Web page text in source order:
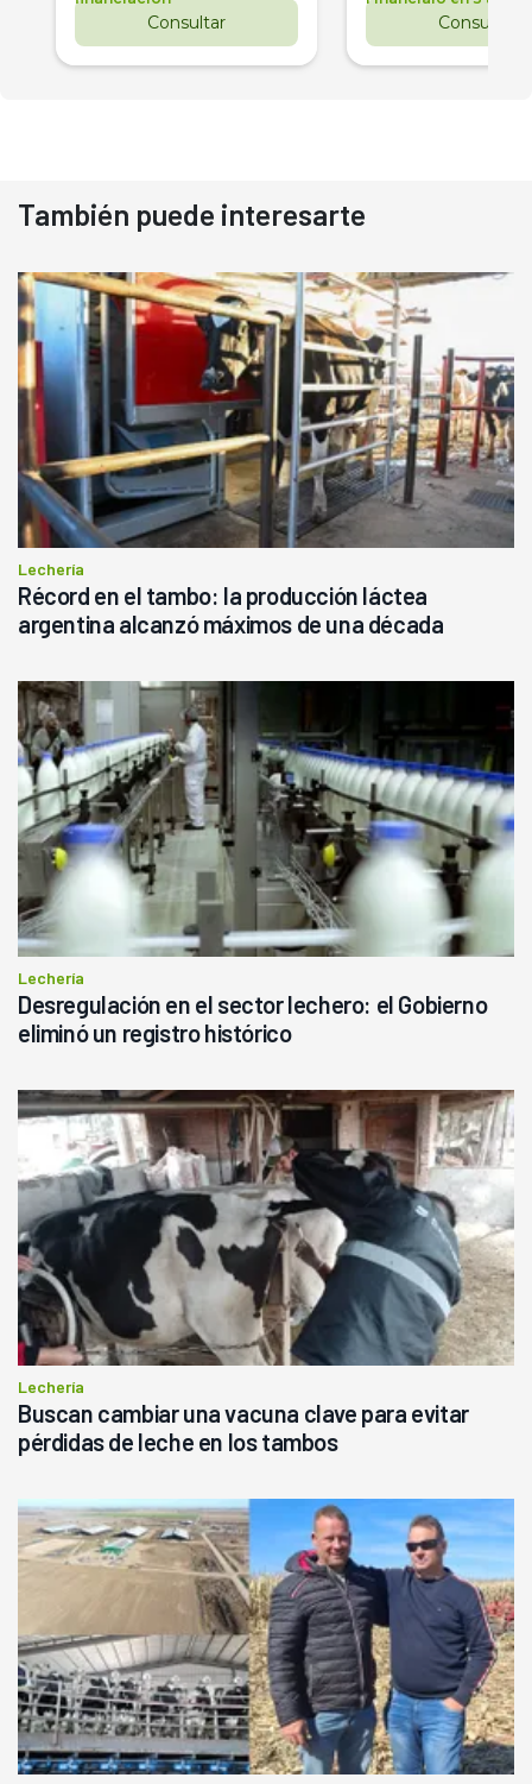
Consultar Consultar
También puede interesarte
Lechería
Récord en el tambo: la producción láctea
argentina alcanzó máximos de una década
Lechería
Desregulación en el sector lechero: el Gobierno
eliminó un registro histórico
Lechería
Buscan cambiar una vacuna clave para evitar
pérdidas de leche en los tambos